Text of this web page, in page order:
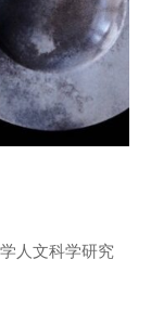
人文科学研究